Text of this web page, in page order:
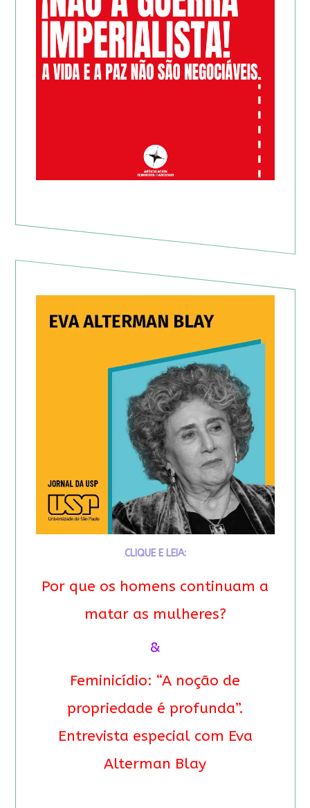
CLIQUE E LEIA:
Por que os homens continuam a
matar as mulheres?
&
Feminicídio: “A noção de
propriedade é profunda”.
Entrevista especial com Eva
Alterman Blay